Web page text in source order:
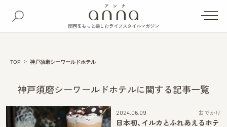
関西をもっと楽しむライフスタイルマガジン
TOP 神戸須磨シーワールドホテル
神戸須磨シーワールドホテルに関する記事一覧
2024.06.09 おでかけ
日本初、イルカとふれあえるホテ